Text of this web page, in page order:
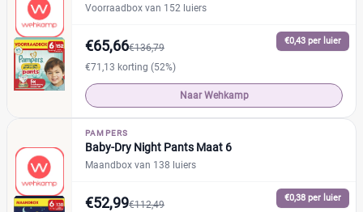
Voorraadbox van 152 luiers
€0,43 per luier
€65,66€136,79
€71,13 korting (52%)
Naar Wehkamp
PAMPERS
Baby-Dry Night Pants Maat 6
Maandbox van 138 luiers
€0,38 per luier
€52,99€112,49